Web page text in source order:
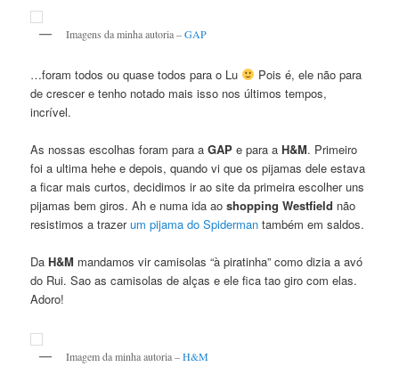
Imagens da minha autoria –GAP
…foram todos ou quase todos para o Lu
Pois é, ele não para
de crescer e tenho notado mais isso nos últimos tempos,
incrível.
As nossas escolhas foram para a GAP e para aH&M. Primeiro
foi a ultima hehe e depois, quando vi que os pijamas dele estava
a ficar mais curtos, decidimos ir ao site da primeira escolher uns
pijamas bem giros. Ah e numa ida aoshopping Westfield não
resistimos a trazerum pijama do Spiderman também em saldos.
DaH&M mandamos vir camisolas “à piratinha” como dizia a avó
do Rui. Sao as camisolas de alças e ele fica tao giro com elas.
Adoro!
Imagem da minha autoria –H&M